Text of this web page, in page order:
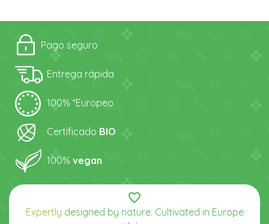
Pago seguro
Entrega rápida
100% *Europeo
Certificado BIO
100% vegan
favorite_border
Expertly designed by nature. Cultivated in Europe